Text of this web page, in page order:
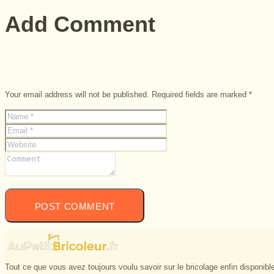
Add Comment
Your email address will not be published. Required fields are marked *
Tout ce que vous avez toujours voulu savoir sur le bricolage enfin